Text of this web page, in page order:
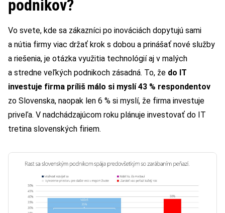
podnikov?
Vo svete, kde sa zákazníci po inováciách dopytujú sami
a nútia firmy viac držať krok s dobou a prinášať nové služby
a riešenia, je otázka využitia technológií aj v malých
a stredne veľkých podnikoch zásadná. To, že do IT
investuje firma príliš málo si myslí 43 % respondentov
zo Slovenska, naopak len 6 % si myslí, že firma investuje
priveľa. V nadchádzajúcom roku plánuje investovať do IT
tretina slovenských firiem.